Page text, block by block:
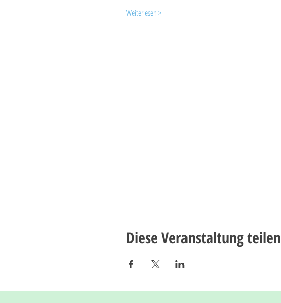
Weiterlesen >
Diese Veranstaltung teilen